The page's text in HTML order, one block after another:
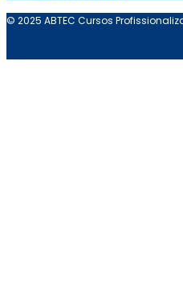
© 2025 ABTEC Cursos